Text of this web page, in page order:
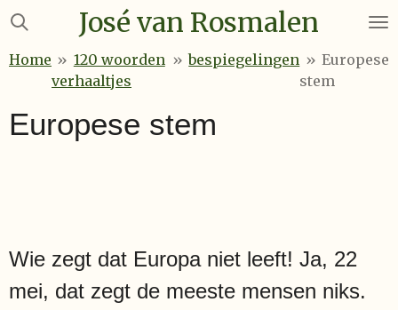
Ga
naar
José van Rosmalen
Home » 120 woorden
verhaaltjes
» bespiegelingen » Europese
stem
Europese stem
Wie zegt dat Europa niet leeft! Ja, 22
mei, dat zegt de meeste mensen niks.